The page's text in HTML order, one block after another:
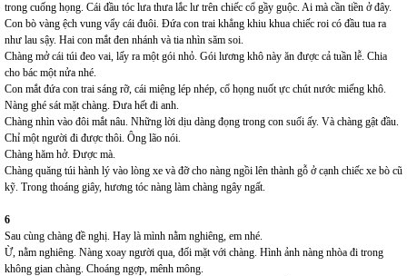
trong cuống họng. Cái đầu tóc lưa thưa lắc lư trên chiếc cổ gầy guộc. Ai mà cần tiền ở đây.
Con bò vàng ệch vung vẩy cái đuôi. Đứa con trai khẳng khiu khua chiếc roi có đầu tua ra
như lau sậy. Hai con mắt đen nhánh và tia nhìn săm soi.
Chàng mở cái túi đeo vai, lấy ra một gói nhỏ. Gói lương khô này ăn được cả tuần lễ. Chia
cho bác một nửa nhé.
Con mắt đứa con trai sáng rỡ, cái miệng lép nhép, cổ họng nuốt ực chút nước miếng khô.
Nàng ghé sát mặt chàng. Đưa hết đi anh.
Chàng nhìn vào đôi mắt nâu. Những lời dịu dàng đọng trong con suối ấy. Và chàng gật đầu.
Chỉ một người đi được thôi. Ông lão nói.
Chàng hăm hở. Được mà.
Chàng quăng túi hành lý vào lòng xe và đỡ cho nàng ngồi lên thành gỗ ở cạnh chiếc xe bò cũ
kỹ. Trong thoáng giây, hương tóc nàng làm chàng ngây ngất.
6
Sau cùng chàng đề nghị. Hay là mình nằm nghiêng, em nhé.
Ừ, nằm nghiêng. Nàng xoay người qua, đối mặt với chàng. Hình ảnh nàng nhòa đi trong
không gian chàng. Choáng ngợp, mênh mông.